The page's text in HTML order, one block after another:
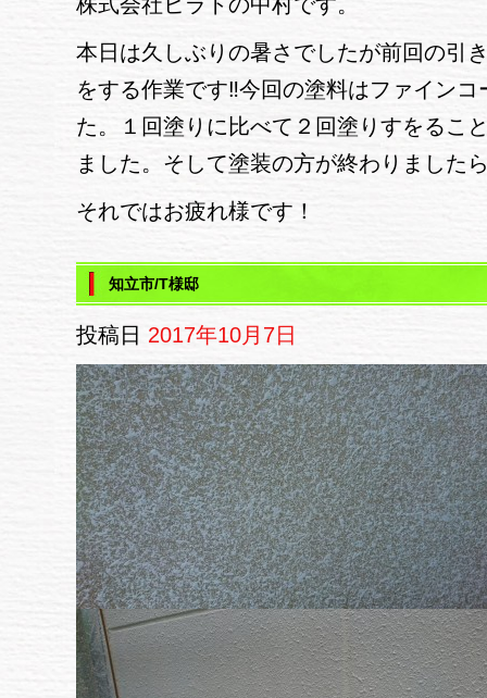
本日は久しぶりの暑さでしたが前回の引
をする作業です‼今回の塗料はファイン
た。１回塗りに比べて２回塗りすをるこ
ました。そして塗装の方が終わりました
それではお疲れ様です！
知立市/T様邸
投稿日 2017年10月7日